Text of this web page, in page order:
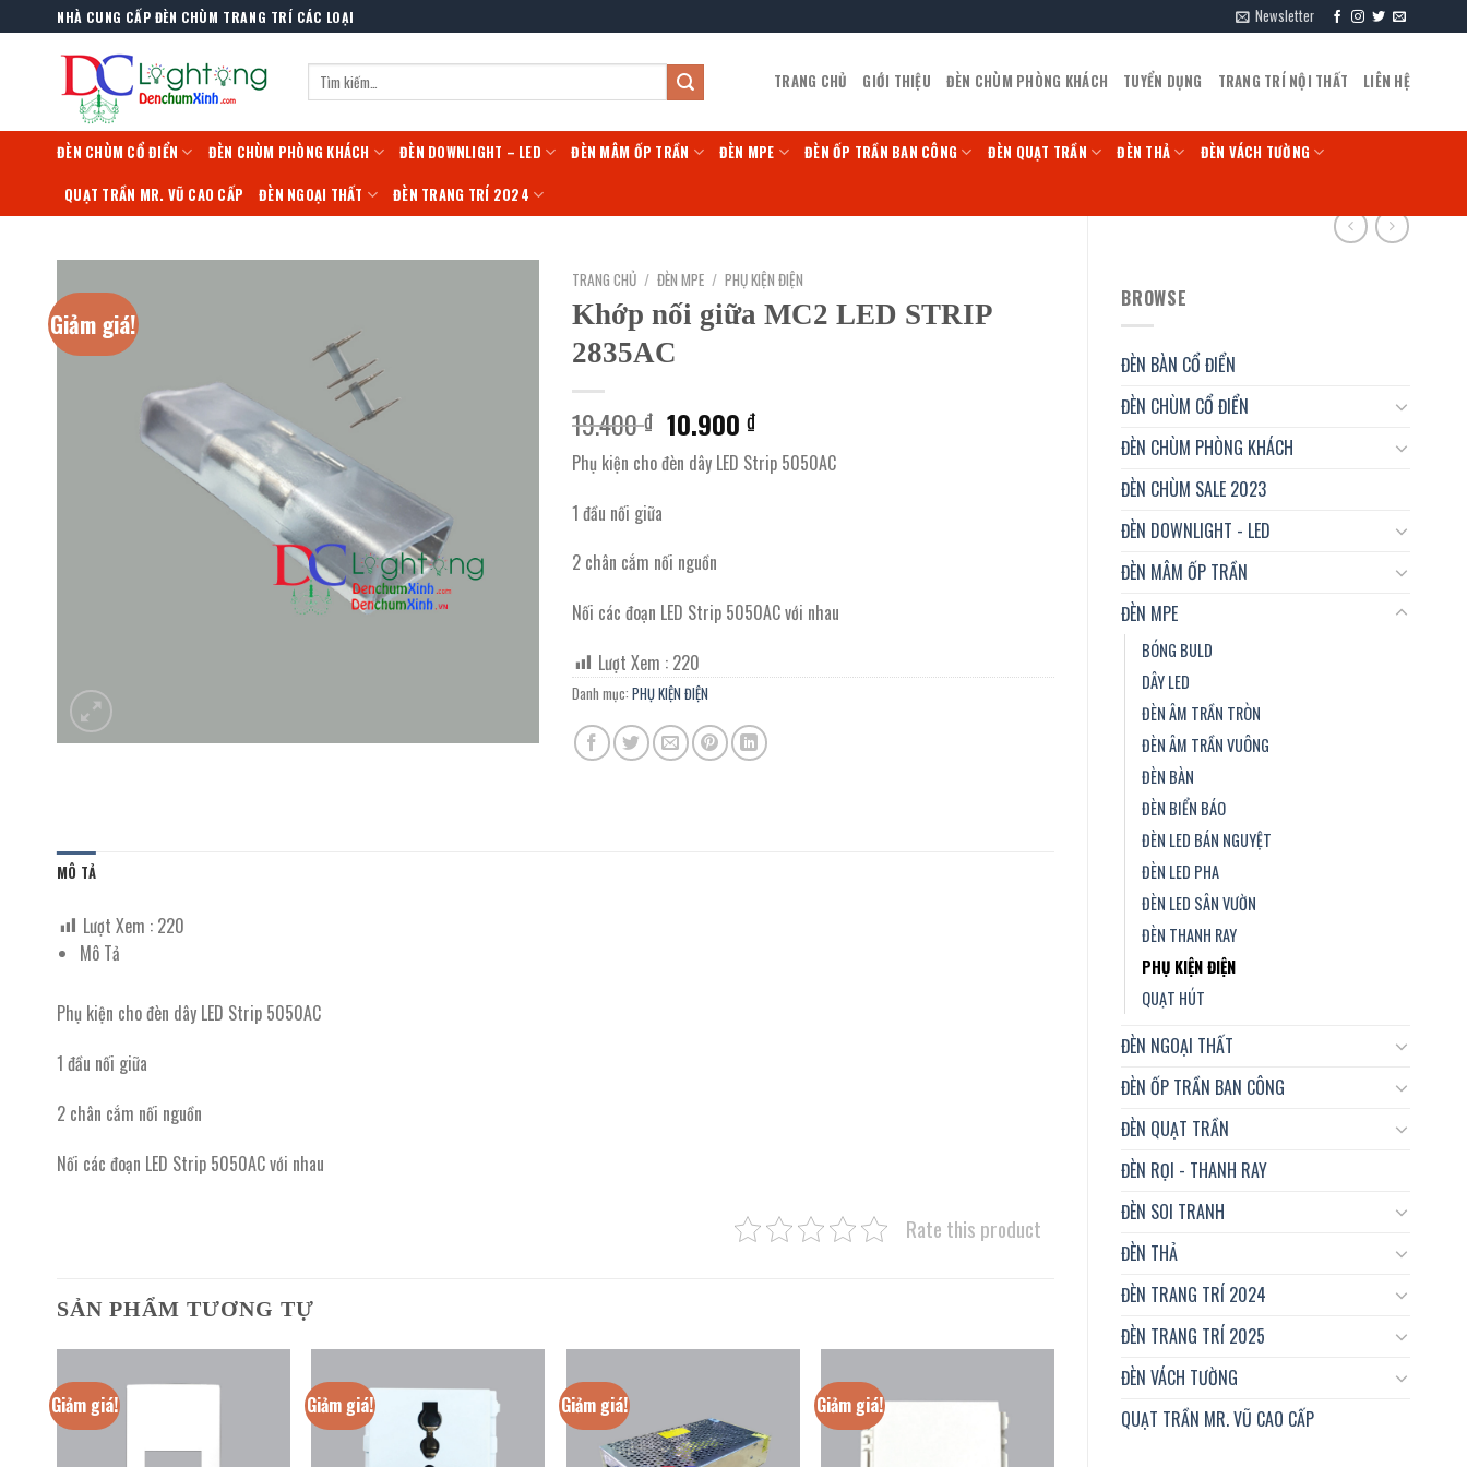
to
NHÀ CUNG CẤP ĐÈN CHÙM TRANG TRÍ CÁC LOẠI Newsletter
Tìm
kiếm:
TRANG CHỦ GIỚI THIỆU ĐÈN CHÙM PHÒNG KHÁCH TUYỂN DỤNG TRANG TRÍ NỘI THẤT LIÊN HỆ
ĐÈN CHÙM CỔ ĐIỂN ĐÈN CHÙM PHÒNG KHÁCH ĐÈN DOWNLIGHT – LED ĐÈN MÂM ỐP TRẦN ĐÈN MPE ĐÈN ỐP TRẦN BAN CÔNG ĐÈN QUẠT TRẦN ĐÈN THẢ ĐÈN VÁCH TƯỜNG
QUẠT TRẦN MR. VŨ CAO CẤP ĐÈN NGOẠI THẤT ĐÈN TRANG TRÍ 2024
BROWSE
ĐÈN BÀN CỔ ĐIỂN
ĐÈN CHÙM CỔ ĐIỂN
ĐÈN CHÙM PHÒNG KHÁCH
ĐÈN CHÙM SALE 2023
ĐÈN DOWNLIGHT - LED
ĐÈN MÂM ỐP TRẦN
ĐÈN MPE
BÓNG BULD
DÂY LED
ĐÈN ÂM TRẦN TRÒN
ĐÈN ÂM TRẦN VUÔNG
ĐÈN BÀN
ĐÈN BIỂN BÁO
ĐÈN LED BÁN NGUYỆT
ĐÈN LED PHA
ĐÈN LED SÂN VƯỜN
ĐÈN THANH RAY
PHỤ KIỆN ĐIỆN
QUẠT HÚT
ĐÈN NGOẠI THẤT
ĐÈN ỐP TRẦN BAN CÔNG
ĐÈN QUẠT TRẦN
ĐÈN RỌI - THANH RAY
ĐÈN SOI TRANH
ĐÈN THẢ
ĐÈN TRANG TRÍ 2024
ĐÈN TRANG TRÍ 2025
ĐÈN VÁCH TƯỜNG
QUẠT TRẦN MR. VŨ CAO CẤP
Giảm giá!
TRANG CHỦ / ĐÈN MPE / PHỤ KIỆN ĐIỆN
Khớp nối giữa MC2 LED STRIP
2835AC
19.400₫ Giá
gốc
là:
10.900₫Giá
hiện
tại
Phụ kiện cho đèn dây LED Strip 5050AC
1 đầu nối giữa
2 chân cắm nối nguồn
Nối các đoạn LED Strip 5050AC với nhau
Lượt Xem : 220
Danh mục: PHỤ KIỆN ĐIỆN
MÔ TẢ
Lượt Xem : 220
Mô Tả
Phụ kiện cho đèn dây LED Strip 5050AC
1 đầu nối giữa
2 chân cắm nối nguồn
Nối các đoạn LED Strip 5050AC với nhau
Rate this product
SẢN PHẨM TƯƠNG TỰ
Giảm giá! Giảm giá! Giảm giá! Giảm giá!